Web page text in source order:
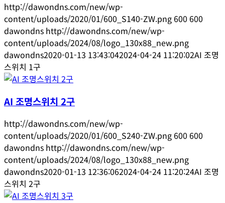
http://dawondns.com/new/wp-
content/uploads/2020/01/600_S140-ZW.png600 600
dawondns http://dawondns.com/new/wp-
content/uploads/2024/08/logo_130x88_new.png
dawondns2020-01-13 13:43:042024-04-24 11:20:02AI 조명
스위치 1구
AI 조명스위치 2구
http://dawondns.com/new/wp-
content/uploads/2020/01/600_S240-ZW.png600 600
dawondns http://dawondns.com/new/wp-
content/uploads/2024/08/logo_130x88_new.png
dawondns2020-01-13 12:36:062024-04-24 11:20:24AI 조명
스위치 2구